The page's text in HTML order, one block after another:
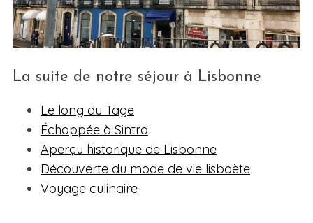
La suite de notre séjour à Lisbonne
Le long du Tage
Échappée à Sintra
Aperçu historique de Lisbonne
Découverte du mode de vie lisboète
Voyage culinaire